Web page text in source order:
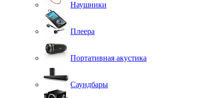
Наушники
Плеера
Портативная акустика
Саундбары